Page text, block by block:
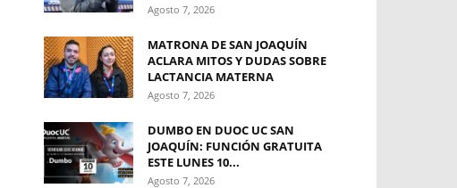
Agosto 7, 2026
MATRONA DE SAN JOAQUÍN
ACLARA MITOS Y DUDAS SOBRE
LACTANCIA MATERNA
Agosto 7, 2026
DUMBO EN DUOC UC SAN
JOAQUÍN: FUNCIÓN GRATUITA
ESTE LUNES 10...
Agosto 7, 2026